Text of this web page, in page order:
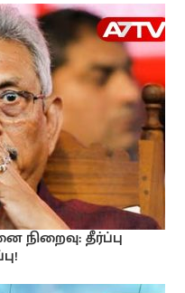
நிறைவு: தீர்ப்பு